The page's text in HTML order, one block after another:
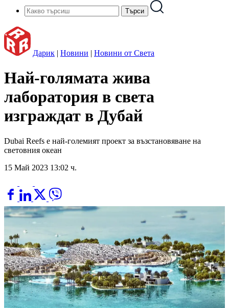
Дарик | Новини | Новини от Света
Най-голямата жива
лаборатория в света
изграждат в Дубай
Dubai Reefs е най-големият проект за възстановяване на
световния океан
15 Май 2023 13:02 ч.